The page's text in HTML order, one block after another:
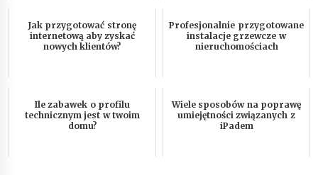
Jak przygotować stronę
internetową aby zyskać
nowych klientów?
Profesjonalnie przygotowane
instalacje grzewcze w
nieruchomościach
Ile zabawek o profilu
technicznym jest w twoim
domu?
Wiele sposobów na poprawę
umiejętności związanych z
iPadem